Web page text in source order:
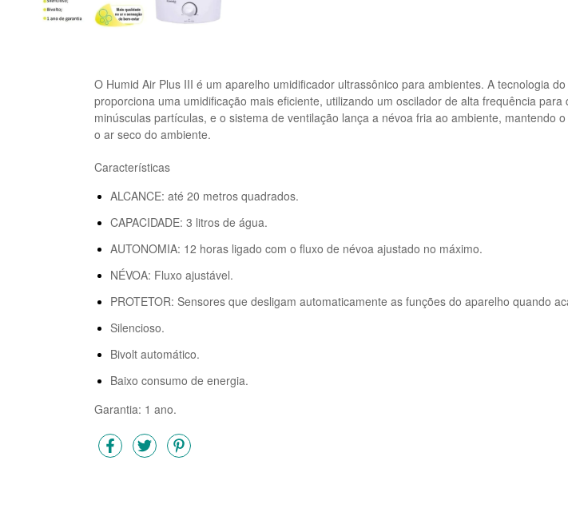
O Humid Air Plus III é um aparelho umidificador ultrassônico para ambientes. A tecnologia
proporciona uma umidificação mais eficiente, utilizando um oscilador de alta frequência para
minúsculas partículas, e o sistema de ventilação lança a névoa fria ao ambiente, mantendo
o ar seco do ambiente.
Características
ALCANCE: até 20 metros quadrados.
CAPACIDADE: 3 litros de água.
AUTONOMIA: 12 horas ligado com o fluxo de névoa ajustado no máximo.
NÉVOA: Fluxo ajustável.
PROTETOR: Sensores que desligam automaticamente as funções do aparelho quando
Silencioso.
Bivolt automático.
Baixo consumo de energia.
Garantia: 1 ano.